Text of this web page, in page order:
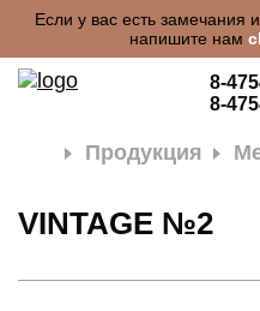
Если у вас есть замечания
напишите нам
8-
8-
Продукция
VINTAGE №2